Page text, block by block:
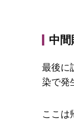
中間
最後に
染で発
ここは